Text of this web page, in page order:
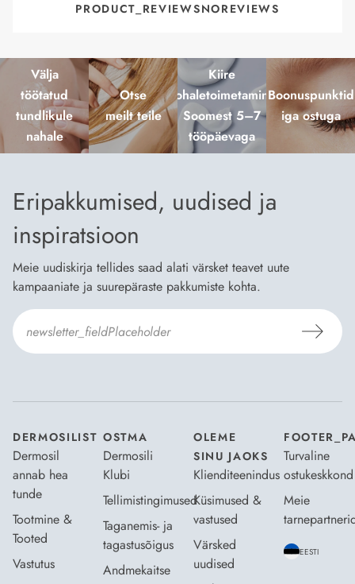
PRODUCT_REVIEWSNOREVIEWS
Välja
töötatud
tundlikule
nahale
Otse
meilt teile
Kiire
kohaletoimetamine
Soomest 5–7
tööpäevaga
Boonuspunktid
iga ostuga
Eripakkumised, uudised ja
inspiratsioon
Meie uudiskirja tellides saad alati värsket teavet uute
kampaaniate ja suurepäraste pakkumiste kohta.
DERMOSILIST
Dermosil
annab hea
tunde
Tootmine &
Tooted
Vastutus
OSTMA
Dermosili
Klubi
Tellimistingimused
Taganemis- ja
tagastusõigus
Andmekaitse
OLEME
SINU JAOKS
Klienditeenindus
Küsimused &
vastused
Värsked
uudised
Turvaline
ostukeskkond
Meie
EESTI